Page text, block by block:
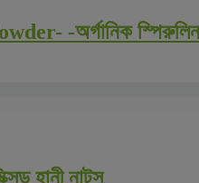
-অর্গানিক
হানী নাটস